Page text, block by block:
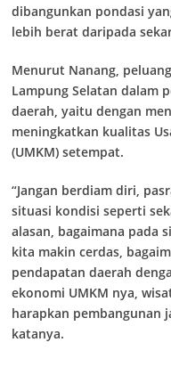
dibangunkan pondasi
lebih berat daripada
Menurut Nanang,
Lampung Selatan dalam
daerah, yaitu dengan
meningkatkan kualitas
(UMKM) setempat.
“Jangan berdiam diri,
situasi kondisi seperti
alasan, bagaimana pada
kita makin cerdas,
pendapatan daerah
ekonomi UMKM nya,
harapkan pembangunan
katanya.